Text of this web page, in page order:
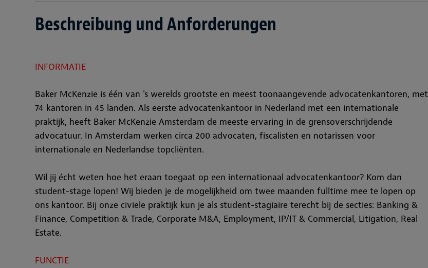
Beschreibung und Anforderungen
INFORMATIE
Baker McKenzie is één van 's werelds grootste en meest toonaangevende advocatenkantoren, met
74 kantoren in 45 landen. Als eerste advocatenkantoor in Nederland met een internationale
praktijk, heeft Baker McKenzie Amsterdam de meeste ervaring in de grensoverschrijdende
advocatuur. In Amsterdam werken circa 200 advocaten, fiscalisten en notarissen voor
internationale en Nederlandse topcliënten.
Wil jij écht weten hoe het eraan toegaat op een internationaal advocatenkantoor? Kom dan
student-stage lopen! Wij bieden je de mogelijkheid om twee maanden fulltime mee te lopen op
ons kantoor. Bij onze civiele praktijk kun je als student-stagiaire terecht bij de secties: Banking &
Finance, Competition & Trade, Corporate M&A, Employment, IP/IT & Commercial, Litigation, Real
Estate.
FUNCTIE